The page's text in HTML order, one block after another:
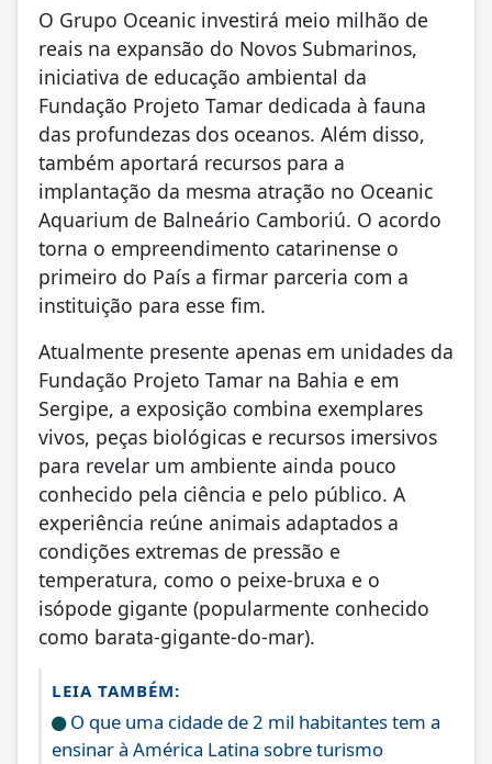
O Grupo Oceanic investirá meio milhão de
reais na expansão do Novos Submarinos,
iniciativa de educação ambiental da
Fundação Projeto Tamar dedicada à fauna
das profundezas dos oceanos. Além disso,
também aportará recursos para a
implantação da mesma atração no Oceanic
Aquarium de Balneário Camboriú. O acordo
torna o empreendimento catarinense o
primeiro do País a firmar parceria com a
instituição para esse fim.
Atualmente presente apenas em unidades da
Fundação Projeto Tamar na Bahia e em
Sergipe, a exposição combina exemplares
vivos, peças biológicas e recursos imersivos
para revelar um ambiente ainda pouco
conhecido pela ciência e pelo público. A
experiência reúne animais adaptados a
condições extremas de pressão e
temperatura, como o peixe-bruxa e o
isópode gigante (popularmente conhecido
como barata-gigante-do-mar).
LEIA TAMBÉM:
O que uma cidade de 2 mil habitantes tem a
ensinar à América Latina sobre turismo